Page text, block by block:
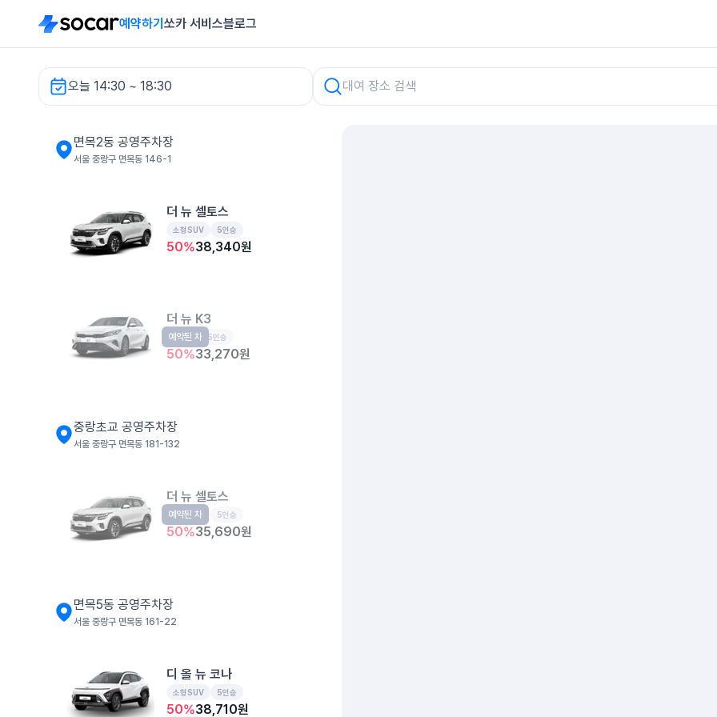
예약하기 쏘카 서비스블로그
오늘 14:30 ~ 18:30
면목2동 공영주차장 렌터카
면목2동 공영주차장
서울 중랑구 면목동 146-1
더 뉴 셀토스
소형SUV 5인승
50%38,340원
더 뉴 K3
준중형 5인승
50%33,270원
예약된 차
중랑초교 공영주차장
서울 중랑구 면목동 181-132
더 뉴 셀토스
소형SUV 5인승
50%35,690원
예약된 차
면목5동 공영주차장
서울 중랑구 면목동 161-22
디 올 뉴 코나
소형SUV 5인승
50%38,710원